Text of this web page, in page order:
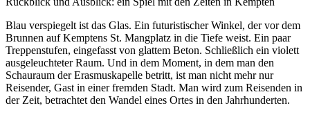
Blau verspiegelt ist das Glas. Ein futuristischer Winkel, der vor dem
Brunnen auf Kemptens St. Mangplatz in die Tiefe weist. Ein paar
Treppenstufen, eingefasst von glattem Beton. Schließlich ein violett
ausgeleuchteter Raum. Und in dem Moment, in dem man den
Schauraum der Erasmuskapelle betritt, ist man nicht mehr nur
Reisender, Gast in einer fremden Stadt. Man wird zum Reisenden in
der Zeit, betrachtet den Wandel eines Ortes in den Jahrhunderten.